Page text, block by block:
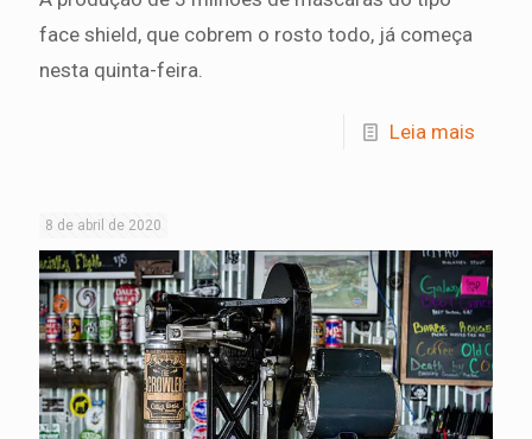
face shield, que cobrem o rosto todo, já começa
nesta quinta-feira.
Leia mais
8 de abril de 2020